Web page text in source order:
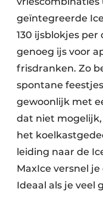
geïntegreerde
130 ijsblokjes
genoeg ijs voor
frisdranken. Zo
spontane
gewoonlijk met
dat niet
het
leiding naar de
MaxIce versnel
Ideaal als je veel